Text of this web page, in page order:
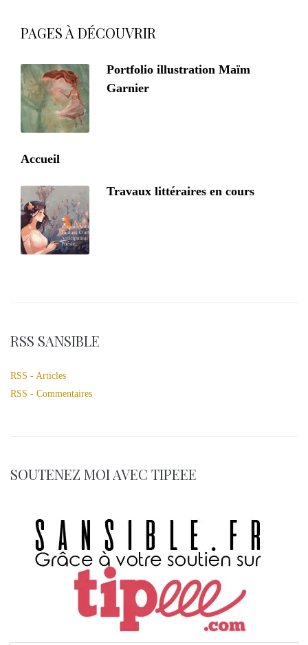
PAGES À DÉCOUVRIR
Portfolio illustration Maïm
Garnier
Accueil
Travaux littéraires en cours
RSS SANSIBLE
RSS - Articles
RSS - Commentaires
SOUTENEZ MOI AVEC TIPEEE